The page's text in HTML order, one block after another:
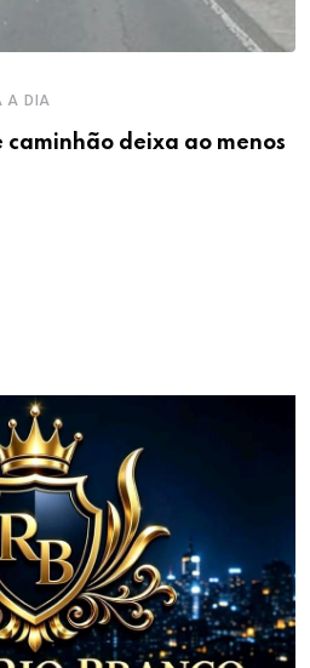
A DIA
deixa ao menos